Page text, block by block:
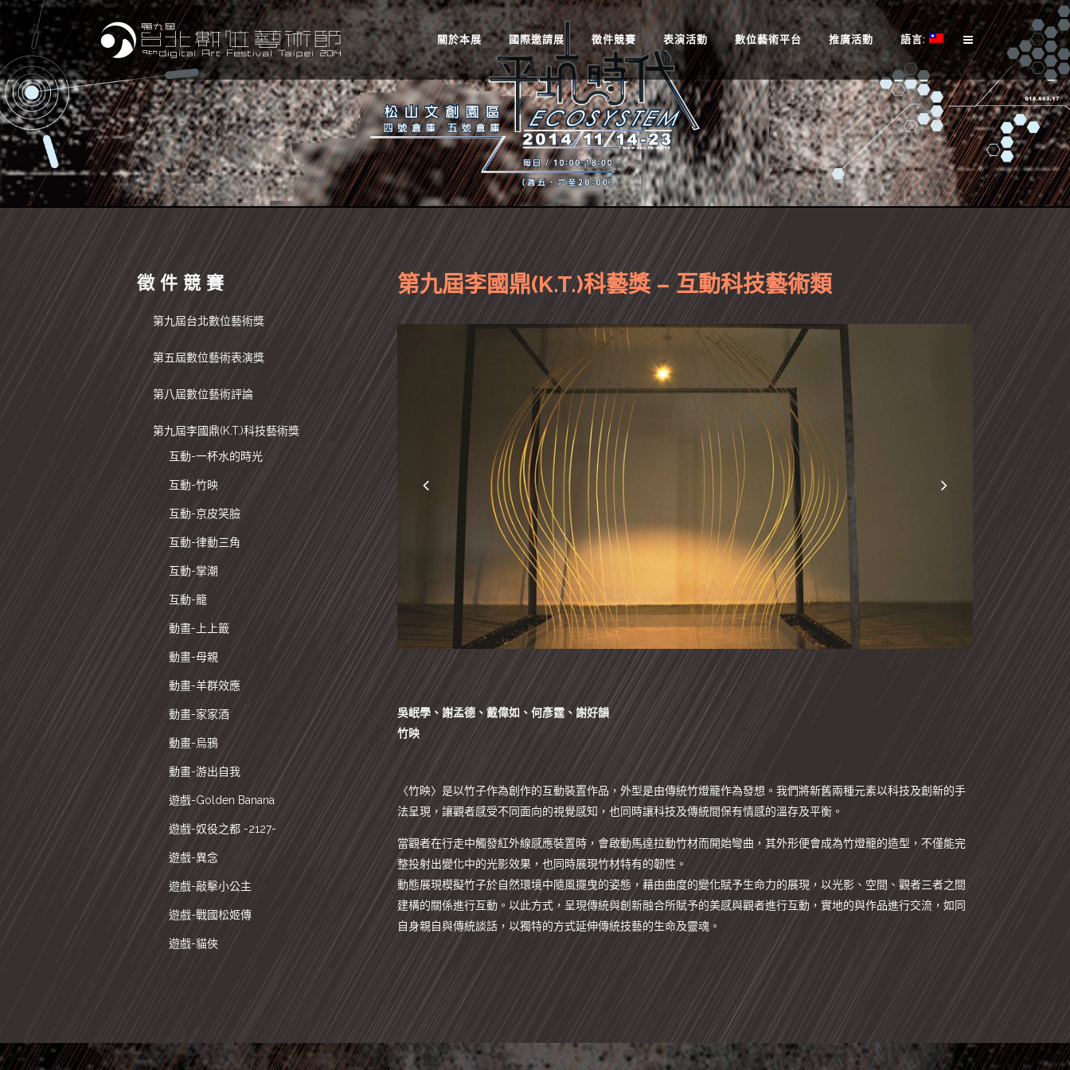
關於本展 國際邀請展 徵件競賽 表演活動 數位藝術平台 推廣活動 語言:
徵 件 競 賽
第九屆台北數位藝術獎
第五屆數位藝術表演獎
第八屆數位藝術評論
第九屆李國鼎(K.T.)科技藝術獎
互動-一杯水的時光
互動-竹映
互動-京皮笑臉
互動-律動三角
互動-掌潮
互動-籠
動畫-上上籤
動畫-母親
動畫-羊群效應
動畫-家家酒
動畫-烏鴉
動畫-游出自我
遊戲-Golden Banana
遊戲-奴役之都 -2127-
遊戲-異念
遊戲-敲擊小公主
遊戲-戰國松姬傳
遊戲-貓俠
第九屆李國鼎(K.T.)科藝獎 – 互動科技藝術類
吳岷學、謝孟德、戴偉如、何彥霆、謝好韻
竹映
〈竹映〉是以竹子作為創作的互動裝置作品，外型是由傳統竹燈籠作為發想。我們將新舊兩種元素以科技及創新的手
法呈現，讓觀者感受不同面向的視覺感知，也同時讓科技及傳統間保有情感的溫存及平衡。
當觀者在行走中觸發紅外線感應裝置時，會啟動馬達拉動竹材而開始彎曲，其外形便會成為竹燈籠的造型，不僅能完
整投射出變化中的光影效果，也同時展現竹材特有的韌性。
動態展現模擬竹子於自然環境中隨風擺曳的姿態，藉由曲度的變化賦予生命力的展現，以光影、空間、觀者三者之間
建構的關係進行互動。以此方式，呈現傳統與創新融合所賦予的美感與觀者進行互動，實地的與作品進行交流，如同
自身親自與傳統談話，以獨特的方式延伸傳統技藝的生命及靈魂。